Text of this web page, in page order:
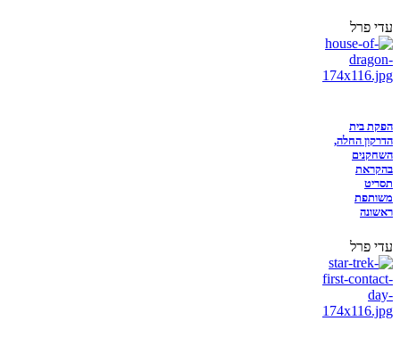
עדי פרל
הפקת בית
הדרקון החלה,
השחקנים
בהקראת
תסריט
משותפת
ראשונה
עדי פרל